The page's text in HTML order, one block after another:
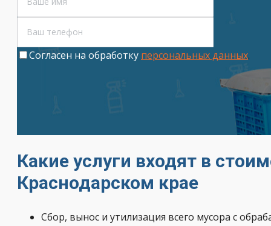
Cогласен на обработку персональных данных.
Какие услуги входят в
Краснодарском крае
Сбор, вынос и утилизация всего мусора с